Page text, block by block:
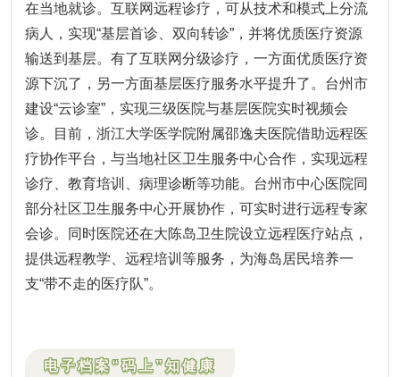
在当地就诊。互联网远程诊疗，可从技术和模式上分流
病人，实现“基层首诊、双向转诊”，并将优质医疗资源
输送到基层。有了互联网分级诊疗，一方面优质医疗资
源下沉了，另一方面基层医疗服务水平提升了。台州市
建设“云诊室”，实现三级医院与基层医院实时视频会
诊。目前，浙江大学医学院附属邵逸夫医院借助远程医
疗协作平台，与当地社区卫生服务中心合作，实现远程
诊疗、教育培训、病理诊断等功能。台州市中心医院同
部分社区卫生服务中心开展协作，可实时进行远程专家
会诊。同时医院还在大陈岛卫生院设立远程医疗站点，
提供远程教学、远程培训等服务，为海岛居民培养一
支“带不走的医疗队”。
电子档案“码上”知健康